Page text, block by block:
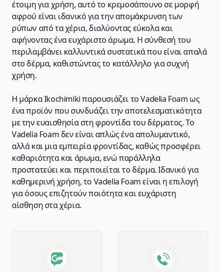
έτοιμη για χρήση, αυτό το κρεμοσάπουνο σε μορφή
αφρού είναι ιδανικό για την απομάκρυνση των
ρύπων από τα χέρια, διαλύοντας εύκολα και
αφήνοντας ένα ευχάριστο άρωμα. Η σύνθεσή του
περιλαμβάνει καλλυντικά συστατικά που είναι απαλά
στο δέρμα, καθιστώντας το κατάλληλο για συχνή
χρήση.
Η μάρκα Ikochimiki παρουσιάζει το Vadelia Foam ως
ένα προϊόν που συνδυάζει την αποτελεσματικότητα
με την ευαισθησία στη φροντίδα του δέρματος. Το
Vadelia Foam δεν είναι απλώς ένα απολυμαντικό,
αλλά και μια εμπειρία φροντίδας, καθώς προσφέρει
καθαριότητα και άρωμα, ενώ παράλληλα
προστατεύει και περιποιείται το δέρμα. Ιδανικό για
καθημερινή χρήση, το Vadelia Foam είναι η επιλογή
για όσους επιζητούν ποιότητα και ευχάριστη
αίσθηση στα χέρια.